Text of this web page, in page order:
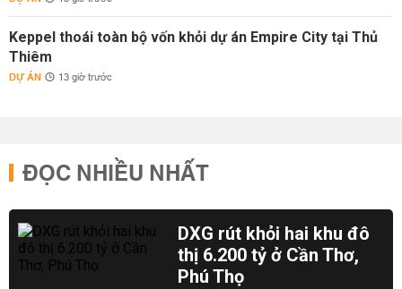
Keppel thoái toàn bộ vốn khỏi dự án Empire City tại Thủ
Thiêm
DỰ ÁN 13 giờ trước
ĐỌC NHIỀU NHẤT
DXG rút khỏi hai khu đô
thị 6.200 tỷ ở Cần Thơ,
Phú Thọ